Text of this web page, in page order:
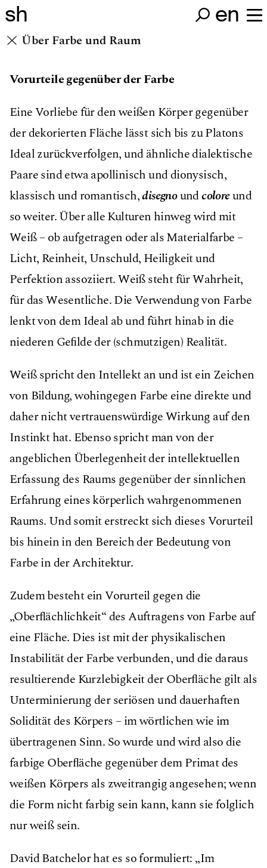
sh en
Über Farbe und Raum
Vorurteile gegenüber der Farbe
Eine Vorliebe für den weißen Körper gegenüber
der dekorierten Fläche lässt sich bis zu Platons
Ideal zurückverfolgen, und ähnliche dialektische
Paare sind etwa apollinisch und dionysisch,
klassisch und romantisch,disegnoundcoloreund
so weiter. Über alle Kulturen hinweg wird mit
Weiß – ob aufgetragen oder als Materialfarbe –
Licht, Reinheit, Unschuld, Heiligkeit und
Perfektion assoziiert. Weiß steht für Wahrheit,
für das Wesentliche. Die Verwendung von Farbe
lenkt von dem Ideal ab und führt hinab in die
niederen Geﬁlde der (schmutzigen) Realität.
Weiß spricht den Intellekt an und ist ein Zeichen
von Bildung, wohingegen Farbe eine direkte und
daher nicht vertrauenswürdige Wirkung auf den
Instinkt hat. Ebenso spricht man von der
angeblichen Überlegenheit der intellektuellen
Erfassung des Raums gegenüber der sinnlichen
Erfahrung eines körperlich wahrgenommenen
Raums. Und somit erstreckt sich dieses Vorurteil
bis hinein in den Bereich der Bedeutung von
Farbe in der Architektur.
Zudem besteht ein Vorurteil gegen die
„Oberﬂächlichkeit“ des Auftragens von Farbe auf
eine Fläche. Dies ist mit der physikalischen
Instabilität der Farbe verbunden, und die daraus
resultierende Kurzlebigkeit der Oberﬂäche gilt als
Unterminierung der seriösen und dauerhaften
Solidität des Körpers – im wörtlichen wie im
übertragenen Sinn. So wurde und wird also die
farbige Oberﬂäche gegenüber dem Primat des
weißen Körpers als zweitrangig angesehen; wenn
die Form nicht farbig sein kann, kann sie folglich
nur weiß sein.
David Batchelor hat es so formuliert: „Im